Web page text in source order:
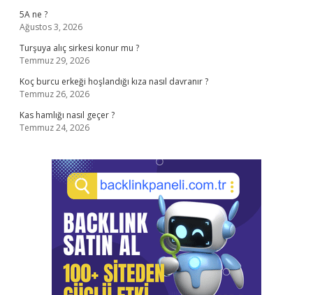
5A ne ?
Ağustos 3, 2026
Turşuya alıç sirkesi konur mu ?
Temmuz 29, 2026
Koç burcu erkeği hoşlandığı kıza nasıl davranır ?
Temmuz 26, 2026
Kas hamlığı nasıl geçer ?
Temmuz 24, 2026